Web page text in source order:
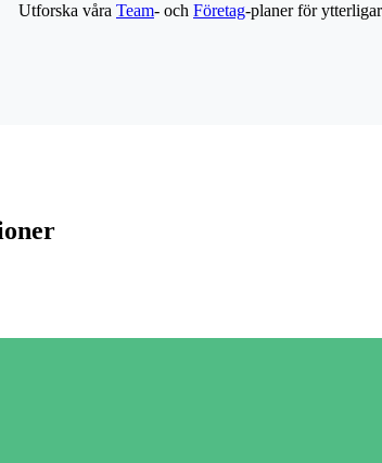
Utforska våra Team- och Företag-planer för